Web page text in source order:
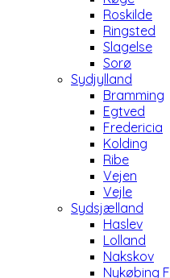
Roskilde
Ringsted
Slagelse
Sorø
Sydjylland
Bramming
Egtved
Fredericia
Kolding
Ribe
Vejen
Vejle
Sydsjælland
Haslev
Lolland
Nakskov
Nykøbing F